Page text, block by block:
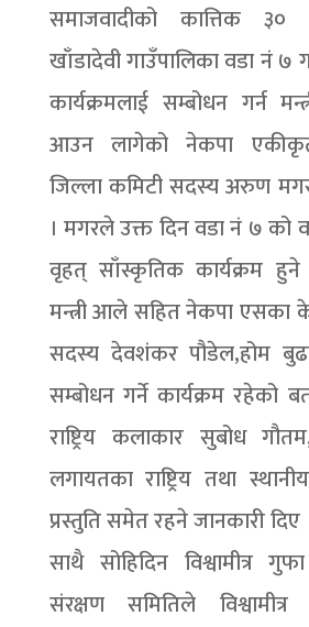
समाजवादीको कात्तिक ३०
खाँडादेवी गाउँपालिका वडा नं ७
कार्यक्रमलाई सम्बोधन गर्न
आउन लागेको नेकपा
जिल्ला कमिटी सदस्य अरुण
। मगरले उक्त दिन वडा नं ७ को
वृहत् साँस्कृतिक कार्यक्रम हुने
मन्त्री आले सहित नेकपा एसका
सदस्य देवशंकर पौडेल,होम
सम्बोधन गर्ने कार्यक्रम रहेको
राष्ट्रिय कलाकार सुबोध
लगायतका राष्ट्रिय तथा
प्रस्तुति समेत रहने जानकारी दिए
साथै सोहिदिन विश्वामीत्र
संरक्षण समितिले